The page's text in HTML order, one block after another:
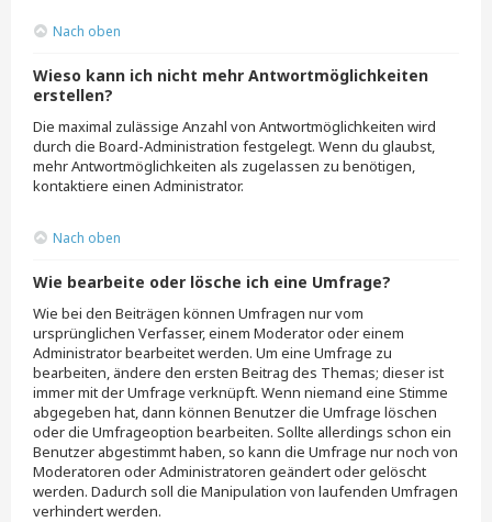
Nach oben
Wieso kann ich nicht mehr Antwortmöglichkeiten
erstellen?
Die maximal zulässige Anzahl von Antwortmöglichkeiten wird
durch die Board-Administration festgelegt. Wenn du glaubst,
mehr Antwortmöglichkeiten als zugelassen zu benötigen,
kontaktiere einen Administrator.
Nach oben
Wie bearbeite oder lösche ich eine Umfrage?
Wie bei den Beiträgen können Umfragen nur vom
ursprünglichen Verfasser, einem Moderator oder einem
Administrator bearbeitet werden. Um eine Umfrage zu
bearbeiten, ändere den ersten Beitrag des Themas; dieser ist
immer mit der Umfrage verknüpft. Wenn niemand eine Stimme
abgegeben hat, dann können Benutzer die Umfrage löschen
oder die Umfrageoption bearbeiten. Sollte allerdings schon ein
Benutzer abgestimmt haben, so kann die Umfrage nur noch von
Moderatoren oder Administratoren geändert oder gelöscht
werden. Dadurch soll die Manipulation von laufenden Umfragen
verhindert werden.